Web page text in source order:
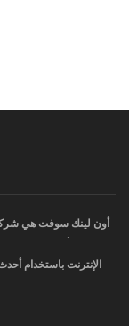
أون لينك سوفت هي شركه
الإنترنت باستخدام